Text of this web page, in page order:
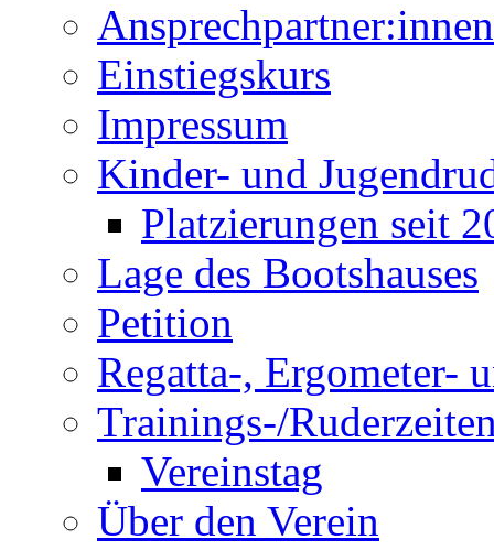
Ansprechpartner:innen
Einstiegskurs
Impressum
Kinder- und
Platzierungen seit
Lage des Bootshauses
Petition
Regatta-, Ergometer-
Trainings-/
Vereinstag
Über den Verein